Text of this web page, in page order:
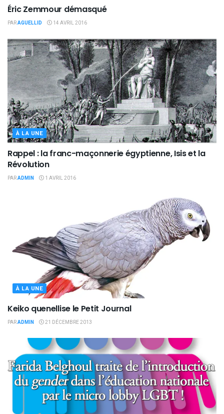
Éric Zemmour démasqué
PARAGUELLID 14 AVRIL 2016
À LA UNE
Rappel : la franc-maçonnerie égyptienne, Isis et la
Révolution
PARADMIN 1 AVRIL 2016
À LA UNE
Keiko quenellise le Petit Journal
PARADMIN 21 DÉCEMBRE 2013